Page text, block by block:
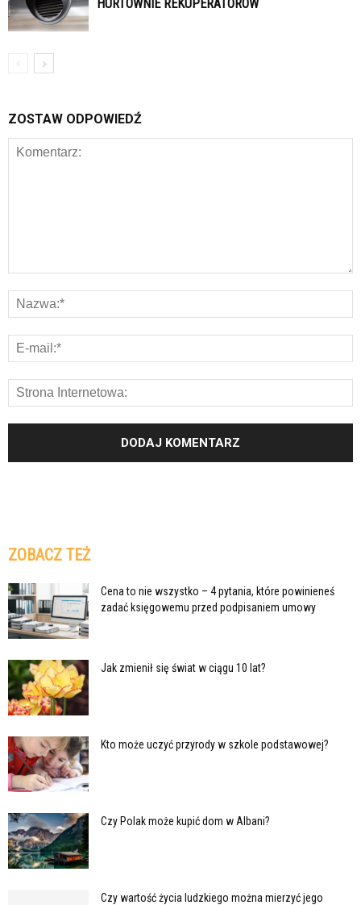
HURTOWNIE REKUPERATORÓW
ZOSTAW ODPOWIEDŹ
ZOBACZ TEŻ
Cena to nie wszystko – 4 pytania, które powinieneś
zadać księgowemu przed podpisaniem umowy
Jak zmienił się świat w ciągu 10 lat?
Kto może uczyć przyrody w szkole podstawowej?
Czy Polak może kupić dom w Albani?
Czy wartość życia ludzkiego można mierzyć jego